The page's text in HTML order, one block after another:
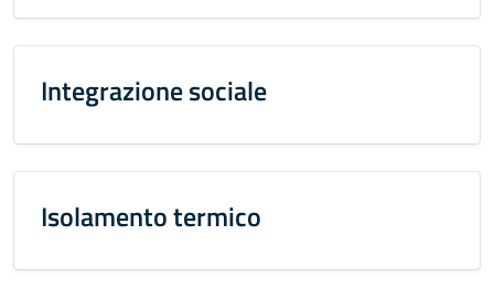
Integrazione sociale
Isolamento termico